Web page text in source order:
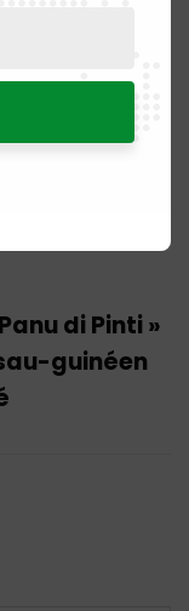
des
de Liaison
di Pinti »
guinéen